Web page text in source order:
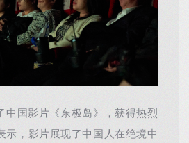
国影片《东极岛》，获得热烈
示，影片展现了中国人在绝境中